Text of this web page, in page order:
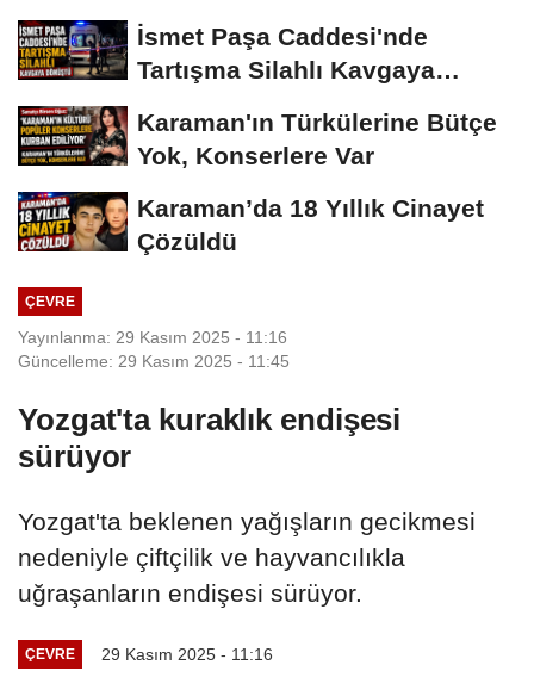
İsmet Paşa Caddesi'nde
Tartışma Silahlı Kavgaya
Karaman'ın Türkülerine Bütçe
Yok, Konserlere Var
Karaman’da 18 Yıllık Cinayet
Çözüldü
ÇEVRE
Yayınlanma: 29 Kasım 2025 - 11:16
Güncelleme: 29 Kasım 2025 - 11:45
Yozgat'ta kuraklık endişesi
sürüyor
Yozgat'ta beklenen yağışların gecikmesi
nedeniyle çiftçilik ve hayvancılıkla
uğraşanların endişesi sürüyor.
ÇEVRE 29 Kasım 2025 - 11:16